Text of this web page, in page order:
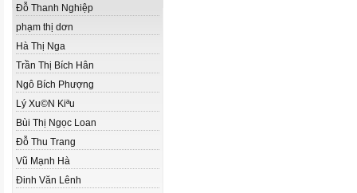
Đỗ Thanh Nghiệp
phạm thị dơn
Hà Thị Nga
Trần Thị Bích Hân
Ngô Bích Phượng
Lý Xu©N Kiªu
Bùi Thị Ngọc Loan
Đỗ Thu Trang
Vũ Mạnh Hà
Đinh Văn Lênh